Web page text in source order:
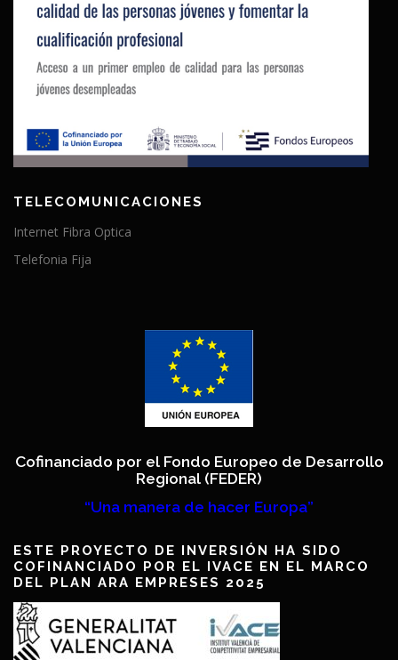
TELECOMUNICACIONES
Internet Fibra Optica
Telefonia Fija
Cofinanciado por el Fondo Europeo de Desarrollo
Regional (FEDER)
“Una manera de hacer Europa”
ESTE PROYECTO DE INVERSIÓN HA SIDO
COFINANCIADO POR EL IVACE EN EL MARCO
DEL PLAN ARA EMPRESES 2025